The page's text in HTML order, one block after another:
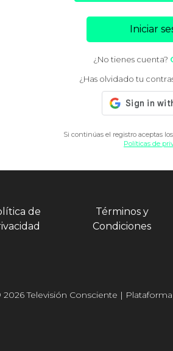
Iniciar
¿No tienes cuenta?
¿Has olvidado tu
Si continúas el registro aceptas los
Políticas de
de
Términos y
Condiciones
2026 Televisión Consciente |